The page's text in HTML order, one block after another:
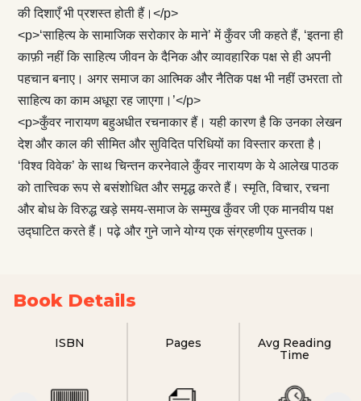
की दिशाएँ भी प्रशस्त होती हैं।</p>
<p>‘साहित्य के सामाजिक सरोकार के माने’ में कुँवर जी कहते हैं, ‘इतना ही
काफ़ी नहीं कि साहित्य जीवन के दैनिक और व्यावहारिक पक्ष से ही अपनी
पहचान बनाए। अगर समाज का आत्मिक और नैतिक पक्ष भी नहीं उभरता तो
साहित्य का काम अधूरा रह जाएगा।’</p>
<p>कुँवर नारायण बहुअधीत रचनाकार हैं। यही कारण है कि उनका लेखन
देश और काल की सीमित और सुविदित परिधियों का विस्तार करता है।
‘विश्व विवेक’ के साथ चिन्तन करनेवाले कुँवर नारायण के ये आलेख पाठक
को तात्त्विक रूप से बसंशोधित और समृद्ध करते हैं। स्मृति, विचार, रचना
और बोध के विरुद्ध खड़े समय-समाज के सम्मुख कुँवर जी एक मानवीय पक्ष
उद्घाटित करते हैं। पढ़े और गुने जाने योग्य एक संग्रहणीय पुस्तक।
Book Details
ISBN Pages
Avg Reading
Time